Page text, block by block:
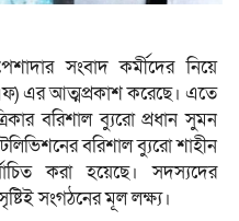
সংবাদ কর্মীদের নিয়ে
এর আত্মপ্রকাশ করেছে। এতে
বরিশাল ব্যুরো প্রধান সুমন
বরিশাল ব্যুরো শাহীন
করা হয়েছে। সদস্যদের
সংগঠনের মূল লক্ষ্য।